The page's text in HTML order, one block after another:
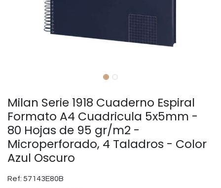
Milan Serie 1918 Cuaderno Espiral
Formato A4 Cuadricula 5x5mm -
80 Hojas de 95 gr/m2 -
Microperforado, 4 Taladros - Color
Azul Oscuro
Ref: 57143E80B